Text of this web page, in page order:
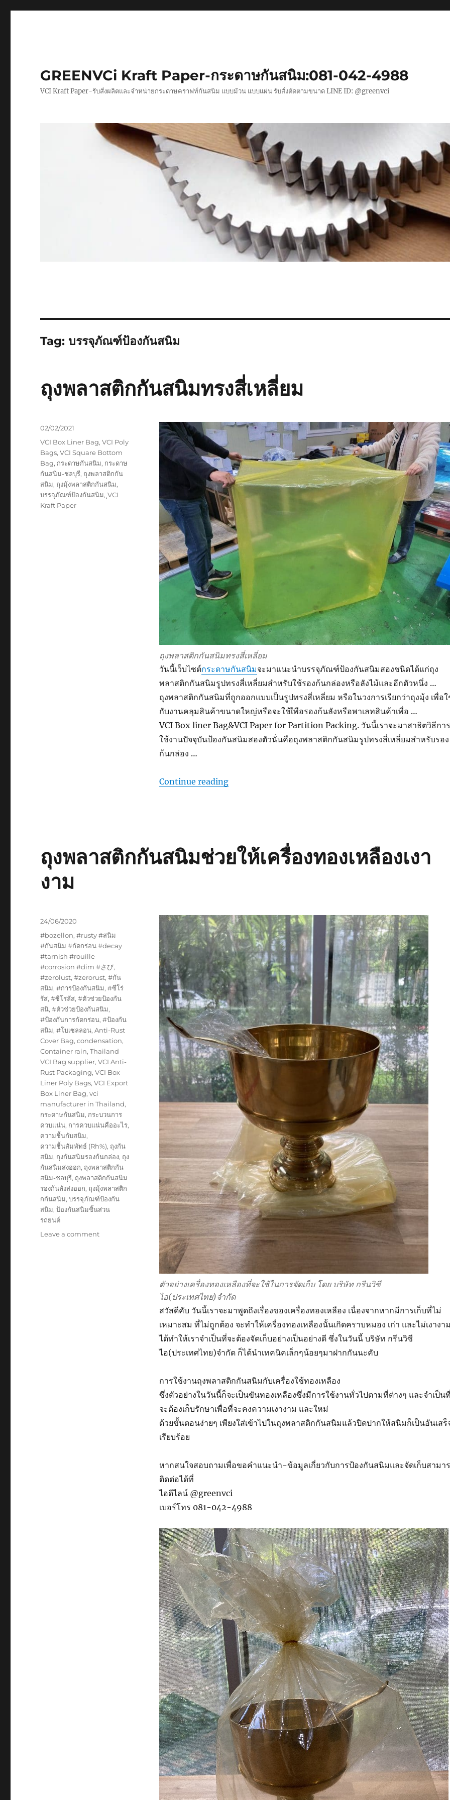
GREENVCi Kraft Paper-กระดาษกันสนิม:081-042-4988
VCI Kraft Paper-รับสั่งผลิตและจำหน่ายกระดาษคราฟท์กันสนิม แบบม้วน แบบแผ่น รับสั่งตัดตามขนาด LINE ID: @greenvci
Tag:บรรจุภัณฑ์ป้องกันสนิม
ถุงพลาสติกกันสนิมทรงสี่เหลี่ยม
ถุงพลาสติกกันสนิมทรงสี่เหลี่ยม
วันนี้เว็บไซต์กระดาษกันสนิมจะมาแนะนำบรรจุภัณฑ์ป้องกันสนิมสองชนิดได้แก่ถุง
พลาสติกกันสนิมรูปทรงสี่เหลี่ยมสำหรับใช้รองก้นกล่องหรือลังไม้และอีกตัวหนึ่ง …
ถุงพลาสติกกันสนิมที่ถูกออกแบบเป็นรูปทรงสี่เหลี่ยม หรือในวงการเรียกว่าถุงมุ้ง เพื่อ
กับงานคลุมสินค้าขนาดใหญ่หรือจะใช้เืพือรองก้นลังหรือพาเลทสินค้าเพื่อ …
VCI Box liner Bag&VCI Paper for Partition Packing. วันนี้เราจะมาสาธิตวิธีการ
ใช้งานปัจจุบันป้องกันสนิมสองตัวนั่นคือถุงพลาสติกกันสนิมรูปทรงสี่เหลี่ยมสำหรับรอง
ก้นกล่อง …
Continue reading“ถุงพลาสติกกันสนิมทรงสี่เหลี่ยม”
Posted
02/02/2021
Tags
VCI Box Liner Bag,VCI Poly
Bags,VCI Square Bottom
Bag, กระดาษกันสนิม, กระดาษ
กันสนิม-ชลบุรี, ถุงพลาสติกกัน
สนิม, ถุงมุ้งพลาสติกกันสนิม,
บรรจุภัณฑ์ป้องกันสนิม,ุVCI
Kraft Paper
ถุงพลาสติกกันสนิมช่วยให้เครื่องทองเหลืองเงา
งาม
ตัวอย่างเครื่องทองเหลืองที่จะใช้ในการจัดเก็บ โดย บริษัท กรีนวิซี
ไอ(ประเทศไทย)จำกัด
สวัสดีคับ วันนี้เราจะมาพูดถึงเรื่องของเครื่องทองเหลือง เนื่องจากหากมีการเก็บที่ไม่
เหมาะสม ที่ไม่ถูกต้อง จะทำให้เครื่องทองเหลืองนั้นเกิดคราบหมอง เก่า และไม่เงางา
ได้ทำให้เราจำเป็นที่จะต้องจัดเก็บอย่างเป็นอย่างดี ซึ่งในวันนี้ บริษัท กรีนวิซี
ไอ(ประเทศไทย)จำกัด ก็ได้นำเทคนิคเล็กๆน้อยๆมาฝากกันนะคับ
การใช้งานถุงพลาสติกกันสนิมกับเครื่องใช้ทองเหลือง
ซึ่งตัวอย่างในวันนี้ก็จะเป็นขันทองเหลืองซึ่งมีการใช้งานทั่วไปตามที่ต่างๆ และจำเป็น
จะต้องเก็บรักษาเพื่อที่จะคงความเงางาม และใหม่
ด้วยขั้นตอนง่ายๆ เพียงใส่เข้าไปในถุงพลาสติกกันสนิมแล้วปิดปากให้สนิมก็เป็นอันเสร็
เรียบร้อย
หากสนใจสอบถามเพื่อขอคำแนะนำ-ข้อมูลเกี่ยวกับการป้องกันสนิมและจัดเก็บสามา
ติดต่อได้ที่
ไอดีไลน์ @greenvci
เบอร์โทร 081-042-4988
Posted
on
24/06/2020
Tags
#bozellon,#rusty #สนิม
#กันสนิม #กัดกร่อน #decay
#tarnish #rouille
#corrosion #dim #さび,
#zerolust,#zerorust,#กัน
สนิม,#การป้องกันสนิม,#ซีโร่
รัส,#ซีโร่ลัส,#ตัวช่วยป้องกัน
สนิ,#ตัวช่วยป้องกันสนิม,
#ป้องกันการกัดกร่อน,#ป้องกัน
สนิม,#โบเซลลอน,Anti-Rust
Cover Bag,condensation,
Container rain,Thailand
VCI Bag supplier,VCI Anti-
Rust Packaging,VCI Box
Liner Poly Bags,VCI Export
Box Liner Bag,vci
manufacturer in Thailand,
กระดาษกันสนิม, กระบวนการ
ควบแน่น, การควบแน่นคืออะไร,
ความชื้นกับสนิม,
ความชื้นสัมพัทธ์ (Rh%), ถุงกัน
สนิม, ถุงกันสนิมรองก้นกล่อง, ถุง
กันสนิมส่งออก, ถุงพลาสติกกัน
สนิม-ชลบุรี, ถุงพลาสติกกันสนิม
รองก้นลังส่งออก, ถุงมุ้งพลาสติก
กกันสนิม,บรรจุภัณฑ์ป้องกัน
สนิม,ป้องกันสนิมชิ้นส่วน
รถยนต์
Leave a commenton